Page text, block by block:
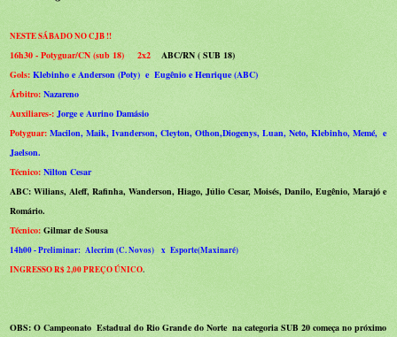
NESTE SÁBADO NO CJB !!
16h30 - Potyguar/CN (sub 18) 2x2
ABC/RN ( SUB 18)
Gols: Klebinho e Anderson (Poty) e Eugênio e Henrique (ABC)
Árbitro: Nazareno
Auxiliares-: Jorge e Aurino Damásio
Potyguar: Macilon, Maik, Ivanderson, Cleyton, Othon,Diogenys, Luan, Neto, Klebinho, Memé, e
Jaelson.
Técnico: Nilton Cesar
ABC: Wilians, Aleff, Rafinha, Wanderson, Hiago, Júlio Cesar, Moisés, Danilo, Eugênio, Marajó e
Romário.
Técnico: Gilmar de Sousa
14h00 - Preliminar: Alecrim (C. Novos) x Esporte(Maxinaré)
INGRESSO R$ 2,00 PREÇO ÚNICO.
OBS: O Campeonato Estadual do Rio Grande do Norte na categoria SUB 20 começa no próximo